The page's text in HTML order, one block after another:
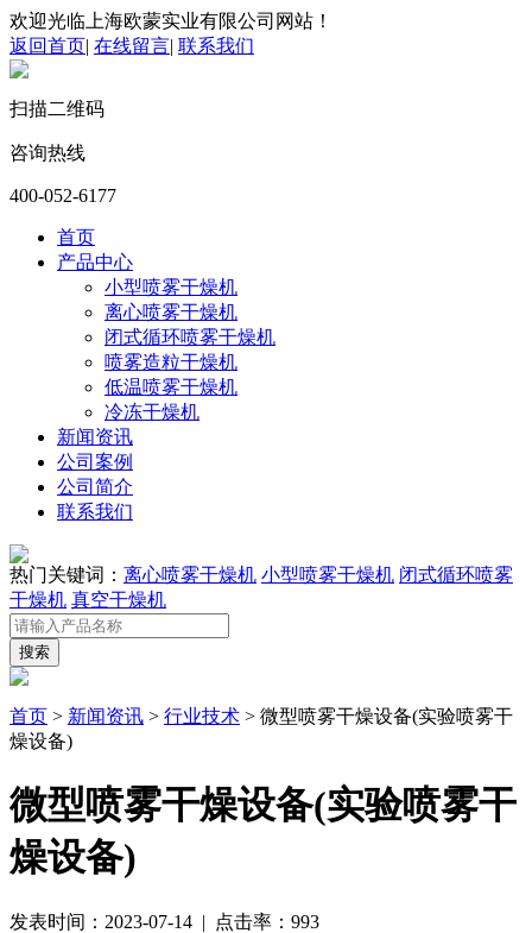
欢迎光临上海欧蒙实业有限公司网站！
返回首页| 在线留言| 联系我们
扫描二维码
咨询热线
400-052-6177
首页
产品中心
小型喷雾干燥机
离心喷雾干燥机
闭式循环喷雾干燥机
喷雾造粒干燥机
低温喷雾干燥机
冷冻干燥机
新闻资讯
公司案例
公司简介
联系我们
热门关键词： 离心喷雾干燥机 小型喷雾干燥机 闭式循环喷雾
干燥机 真空干燥机
首页 > 新闻资讯 > 行业技术 > 微型喷雾干燥设备(实验喷雾干
燥设备)
微型喷雾干燥设备(实验喷雾干
燥设备)
发表时间：2023-07-14 | 点击率：993